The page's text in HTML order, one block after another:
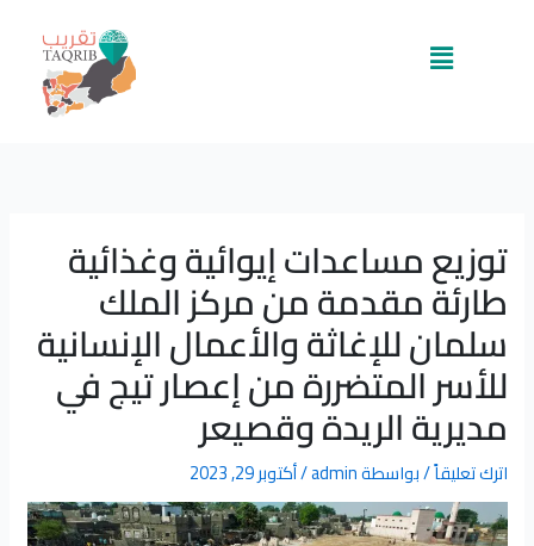
القائمة
توزيع مساعدات إيوائية وغذائية
طارئة مقدمة من مركز الملك
سلمان للإغاثة والأعمال الإنسانية
للأسر المتضررة من إعصار تيج في
مديرية الريدة وقصيعر
اترك تعليقاً/ بواسطةadmin
/أكتوبر 29, 2023